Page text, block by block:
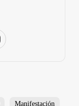
Manifestación